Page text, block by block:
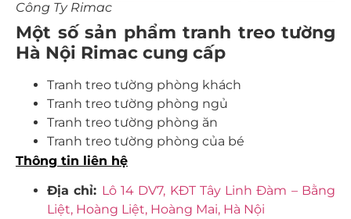
Công Ty Rimac
Một số sản phẩm tranh treo tường
Hà Nội Rimac cung cấp
Tranh treo tường phòng khách
Tranh treo tường phòng ngủ
Tranh treo tường phòng ăn
Tranh treo tường phòng của bé
Thông tin liên hệ
Địa chỉ: Lô 14 DV7, KĐT Tây Linh Đàm – Bằng
Liệt, Hoàng Liệt, Hoàng Mai, Hà Nội